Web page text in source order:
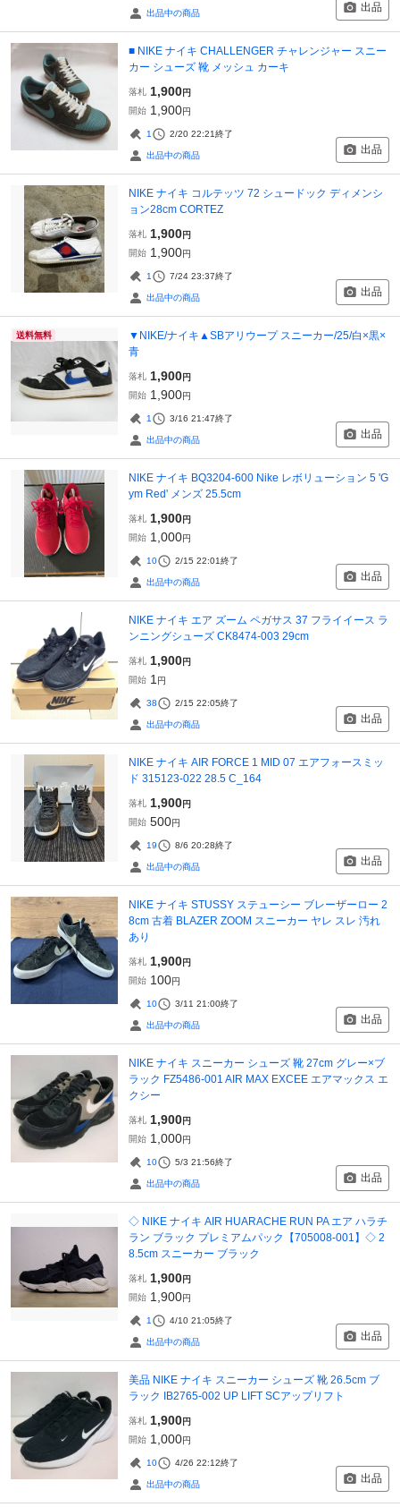
出品中の商品 出品
■ NIKE ナイキ CHALLENGER チャレンジャー スニー
カー シューズ 靴 メッシュ カーキ
落札 1,900円
開始 1,900円
1 2/20 22:21終了
出品中の商品 出品
NIKE ナイキ コルテッツ 72 シュードック ディメンシ
ョン28cm CORTEZ
落札 1,900円
開始 1,900円
1 7/24 23:37終了
出品中の商品 出品
送料無料
▼NIKE/ナイキ▲SBアリウープ スニーカー/25/白×黒×
青
落札 1,900円
開始 1,900円
1 3/16 21:47終了
出品中の商品 出品
NIKE ナイキ BQ3204-600 Nike レボリューション 5 'G
ym Red' メンズ 25.5cm
落札 1,900円
開始 1,000円
10 2/15 22:01終了
出品中の商品 出品
NIKE ナイキ エア ズーム ペガサス 37 フライイース ラ
ンニングシューズ CK8474-003 29cm
落札 1,900円
開始 1 円
38 2/15 22:05終了
出品中の商品 出品
NIKE ナイキ AIR FORCE 1 MID 07 エアフォースミッ
ド 315123-022 28.5 C_164
落札 1,900円
開始 500円
19 8/6 20:28終了
出品中の商品 出品
NIKE ナイキ STUSSY ステューシー ブレーザーロー 2
8cm 古着 BLAZER ZOOM スニーカー ヤレ スレ 汚れ
あり
落札 1,900円
開始 100円
10 3/11 21:00終了
出品中の商品 出品
NIKE ナイキ スニーカー シューズ 靴 27cm グレー×ブ
ラック FZ5486-001 AIR MAX EXCEE エアマックス エ
クシー
落札 1,900円
開始 1,000円
10 5/3 21:56終了
出品中の商品 出品
◇ NIKE ナイキ AIR HUARACHE RUN PA エア ハラチ
ラン ブラック プレミアムパック【705008-001】◇ 2
8.5cm スニーカー ブラック
落札 1,900円
開始 1,900円
1 4/10 21:05終了
出品中の商品 出品
美品 NIKE ナイキ スニーカー シューズ 靴 26.5cm ブ
ラック IB2765-002 UP LIFT SCアップリフト
落札 1,900円
開始 1,000円
10 4/26 22:12終了
出品中の商品 出品